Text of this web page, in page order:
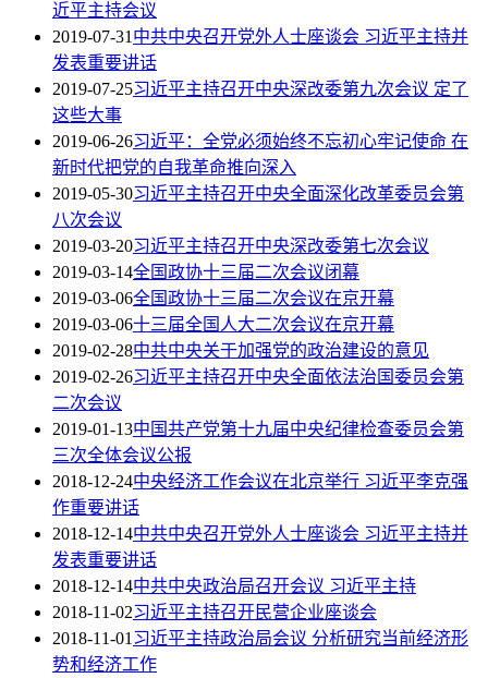
近平主持会议
2019-07-31中共中央召开党外人士座谈会 习近平主持并
发表重要讲话
2019-07-25习近平主持召开中央深改委第九次会议 定了
这些大事
2019-06-26习近平：全党必须始终不忘初心牢记使命 在
新时代把党的自我革命推向深入
2019-05-30习近平主持召开中央全面深化改革委员会第
八次会议
2019-03-20习近平主持召开中央深改委第七次会议
2019-03-14全国政协十三届二次会议闭幕
2019-03-06全国政协十三届二次会议在京开幕
2019-03-06十三届全国人大二次会议在京开幕
2019-02-28中共中央关于加强党的政治建设的意见
2019-02-26习近平主持召开中央全面依法治国委员会第
二次会议
2019-01-13中国共产党第十九届中央纪律检查委员会第
三次全体会议公报
2018-12-24中央经济工作会议在北京举行 习近平李克强
作重要讲话
2018-12-14中共中央召开党外人士座谈会 习近平主持并
发表重要讲话
2018-12-14中共中央政治局召开会议 习近平主持
2018-11-02习近平主持召开民营企业座谈会
2018-11-01习近平主持政治局会议 分析研究当前经济形
势和经济工作